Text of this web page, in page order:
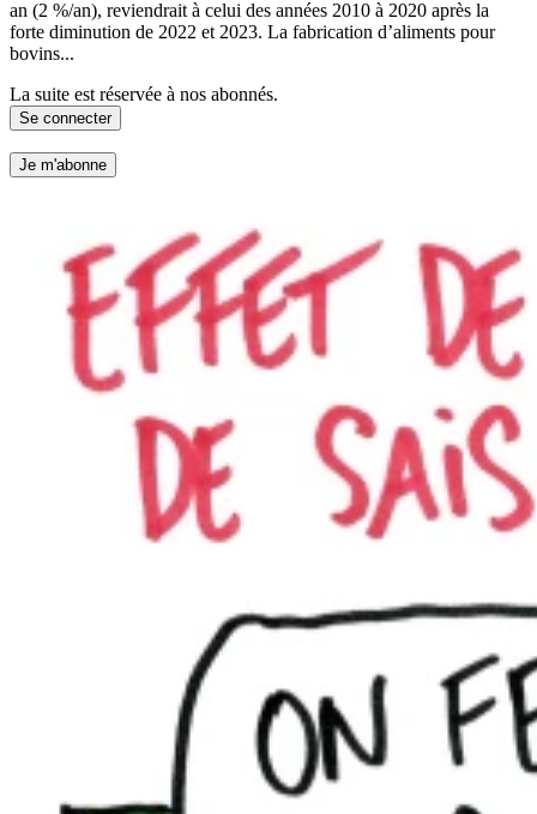
an (2 %/an), reviendrait à celui des années 2010 à 2020 après la
forte diminution de 2022 et 2023. La fabrication d’aliments pour
bovins...
La suite est réservée à nos abonnés.
Se connecter
Je m'abonne